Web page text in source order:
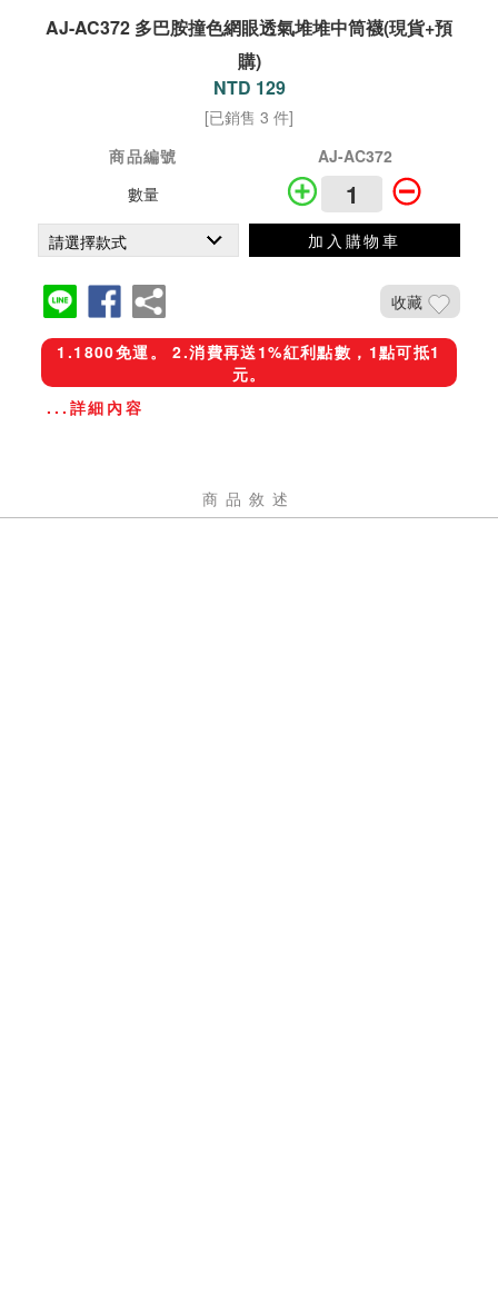
AJ-AC372 多巴胺撞色網眼透氣堆堆中筒襪(現貨+預
購)
NTD 129
[已銷售 3 件]
商品編號
AJ-AC372
數量
加入購物車
收藏
1.1800免運。 2.消費再送1%紅利點數，1點可抵1
元。
...詳細內容
商品敘述